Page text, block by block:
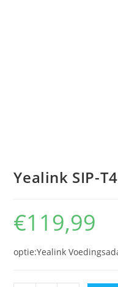
Yealink SIP-
€119,99
optie:Yealink